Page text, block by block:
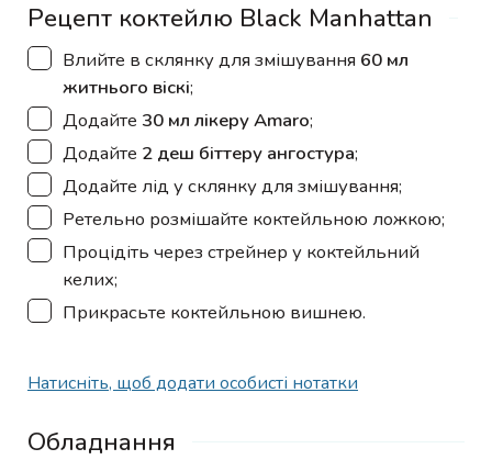
Рецепт коктейлю Black Manhattan
▢
Влийте в склянку для змішування 60 мл
житнього віскі;
▢
Додайте 30 мл лікеру Amaro;
▢
Додайте 2 деш біттеру ангостура;
▢
Додайте лід у склянку для змішування;
▢
Ретельно розмішайте коктейльною ложкою;
▢
Процідіть через стрейнер у коктейльний
келих;
▢
Прикрасьте коктейльною вишнею.
Натисніть, щоб додати особисті нотатки
Обладнання